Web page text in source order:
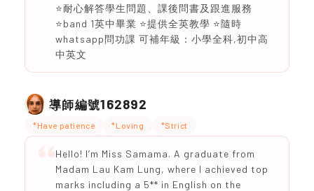
⭐️耐心解答學生問題、課後問書及跟進服務
⭐️band 1英中畢業 ⭐️提供全英教學 ⭐️隨時
whatsapp問功課 可補年級：小學全科,初中高
中英文
導師編號162892
*Have patience *Loving *Strict
Hello! I’m Miss Samama. A graduate from
Madam Lau Kam Lung, where I achieved top
marks including a 5** in English on the